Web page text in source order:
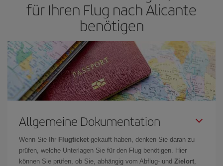
für Ihren Flug nach Alicante
benötigen
Allgemeine Dokumentation
Wenn Sie Ihr Flugticket gekauft haben, denken Sie daran zu
prüfen, welche Unterlagen Sie für den Flug benötigen. Hier
können Sie prüfen, ob Sie, abhängig vom Abflug- und Zielort